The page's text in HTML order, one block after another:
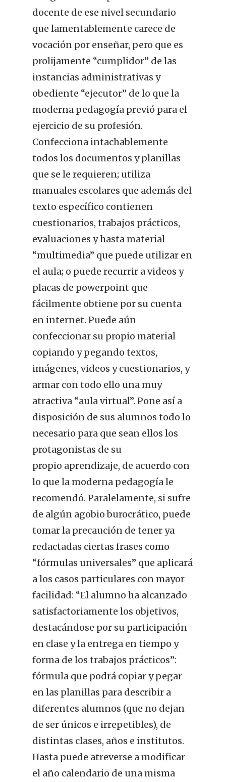
docente de ese nivel secundario
que lamentablemente carece de
vocación por enseñar, pero que es
prolijamente “cumplidor” de las
instancias administrativas y
obediente “ejecutor” de lo que la
moderna pedagogía previó para el
ejercicio de su profesión.
Confecciona intachablemente
todos los documentos y planillas
que se le requieren; utiliza
manuales escolares que además del
texto específico contienen
cuestionarios, trabajos prácticos,
evaluaciones y hasta material
“multimedia” que puede utilizar en
el aula; o puede recurrir a videos y
placas de powerpoint que
fácilmente obtiene por su cuenta
en internet. Puede aún
confeccionar su propio material
copiando y pegando textos,
imágenes, videos y cuestionarios, y
armar con todo ello una muy
atractiva “aula virtual”. Pone así a
disposición de sus alumnos todo lo
necesario para que sean ellos los
protagonistas de su
propio aprendizaje, de acuerdo con
lo que la moderna pedagogía le
recomendó. Paralelamente, si sufre
de algún agobio burocrático, puede
tomar la precaución de tener ya
redactadas ciertas frases como
“fórmulas universales” que aplicará
a los casos particulares con mayor
facilidad: “El alumno ha alcanzado
satisfactoriamente los objetivos,
destacándose por su participación
en clase y la entrega en tiempo y
forma de los trabajos prácticos”:
fórmula que podrá copiar y pegar
en las planillas para describir a
diferentes alumnos (que no dejan
de ser únicos e irrepetibles), de
distintas clases, años e institutos.
Hasta puede atreverse a modificar
el año calendario de una misma